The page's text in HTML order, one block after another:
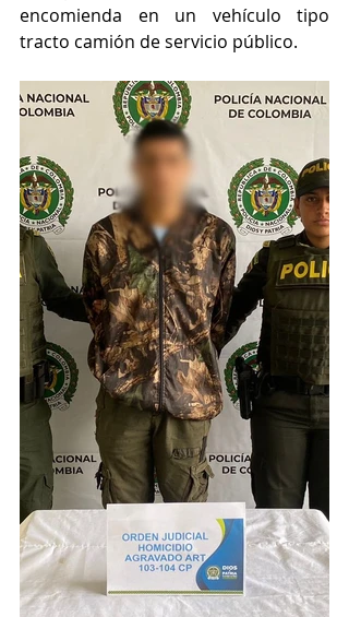
encomienda en un vehículo tipo
tracto camión de servicio público.